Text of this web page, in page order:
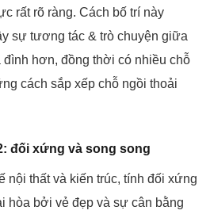
rất rõ ràng. Cách bố trí này
sự tương tác & trò chuyện giữa
đình hơn, đồng thời có nhiều chỗ
cách sắp xếp chỗ ngồi thoải
đối xứng và song song
nội thất và kiến ​​trúc, tính đối xứng
hòa bởi vẻ đẹp và sự cân bằng